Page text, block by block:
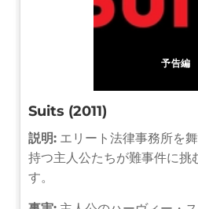
予告編
Suits (2011)
説明: エリート法律事務所を
持つ主人公たちが難事件に挑
す。